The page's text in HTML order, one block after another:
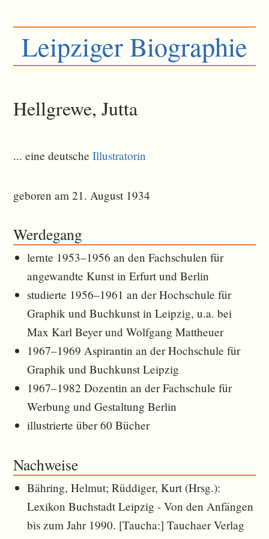
Leipziger Biographie
Hellgrewe, Jutta
... eine deutscheIllustratorin
geboren am 21. August 1934
Werdegang
lernte 1953–1956 an den Fachschulen für
angewandte Kunst in Erfurt und Berlin
studierte 1956–1961 an der Hochschule für
Graphik und Buchkunst in Leipzig, u.a. bei
Max Karl Beyer und Wolfgang Mattheuer
1967–1969 Aspirantin an der Hochschule für
Graphik und Buchkunst Leipzig
1967–1982 Dozentin an der Fachschule für
Werbung und Gestaltung Berlin
illustrierte über 60 Bücher
Nachweise
Bähring, Helmut; Rüddiger, Kurt (Hrsg.):
Lexikon Buchstadt Leipzig - Von den Anfängen
bis zum Jahr 1990. [Taucha:] Tauchaer Verlag